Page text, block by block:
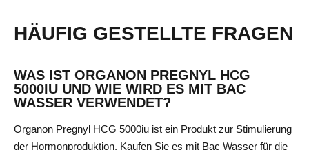
HÄUFIG GESTELLTE FRAGEN
WAS IST ORGANON PREGNYL HCG
5000IU UND WIE WIRD ES MIT BAC
WASSER VERWENDET?
Organon Pregnyl HCG 5000iu ist ein Produkt zur Stimulierung
der Hormonproduktion. Kaufen Sie es mit Bac Wasser für die